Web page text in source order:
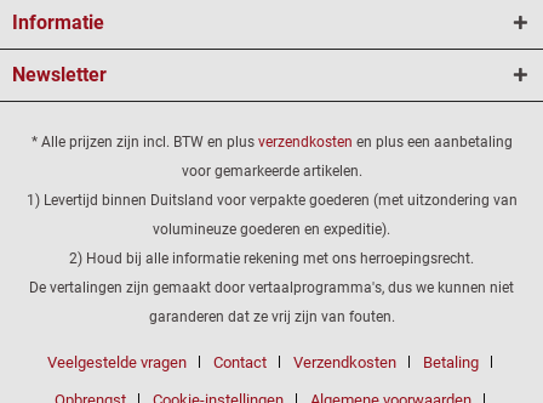
Informatie
Newsletter
* Alle prijzen zijn incl. BTW en plus verzendkosten en plus een aanbetaling
voor gemarkeerde artikelen.
1) Levertijd binnen Duitsland voor verpakte goederen (met uitzondering van
volumineuze goederen en expeditie).
2) Houd bij alle informatie rekening met ons herroepingsrecht.
De vertalingen zijn gemaakt door vertaalprogramma's, dus we kunnen niet
garanderen dat ze vrij zijn van fouten.
Veelgestelde vragen Contact Verzendkosten Betaling